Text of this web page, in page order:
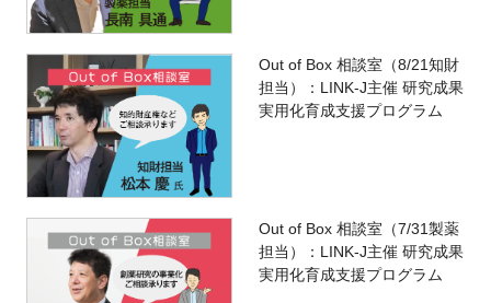
閉じる
Out of Box 相談室（8/21知財
担当）：LINK-J主催 研究成果
実用化育成支援プログラム
Out of Box 相談室（7/31製薬
担当）：LINK-J主催 研究成果
実用化育成支援プログラム